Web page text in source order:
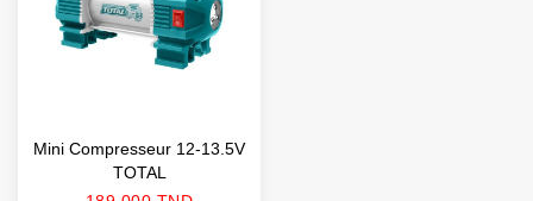
Mini Compresseur 12-13.5V
TOTAL